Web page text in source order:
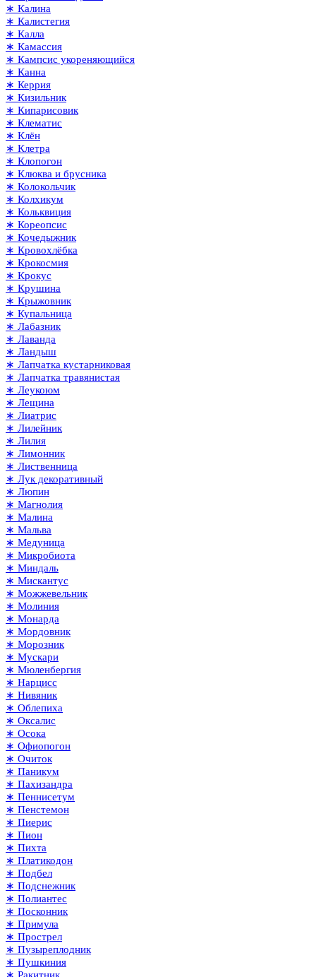
∗ Калина
∗ Калистегия
∗ Калла
∗ Камассия
∗ Кампсис укореняющийся
∗ Канна
∗ Керрия
∗ Кизильник
∗ Кипарисовик
∗ Клематис
∗ Клён
∗ Клетра
∗ Клопогон
∗ Клюква и брусника
∗ Колокольчик
∗ Колхикум
∗ Кольквиция
∗ Кореопсис
∗ Кочедыжник
∗ Кровохлёбка
∗ Крокосмия
∗ Крокус
∗ Крушина
∗ Крыжовник
∗ Купальница
∗ Лабазник
∗ Лаванда
∗ Ландыш
∗ Лапчатка кустарниковая
∗ Лапчатка травянистая
∗ Леукоюм
∗ Лещина
∗ Лиатрис
∗ Лилейник
∗ Лилия
∗ Лимонник
∗ Лиственница
∗ Лук декоративный
∗ Люпин
∗ Магнолия
∗ Малина
∗ Мальва
∗ Медуница
∗ Микробиота
∗ Миндаль
∗ Мискантус
∗ Можжевельник
∗ Молиния
∗ Монарда
∗ Мордовник
∗ Морозник
∗ Мускари
∗ Мюленбергия
∗ Нарцисс
∗ Нивяник
∗ Облепиха
∗ Оксалис
∗ Осока
∗ Офиопогон
∗ Очиток
∗ Паникум
∗ Пахизандра
∗ Пеннисетум
∗ Пенстемон
∗ Пиерис
∗ Пион
∗ Пихта
∗ Платикодон
∗ Подбел
∗ Подснежник
∗ Полиантес
∗ Посконник
∗ Примула
∗ Прострел
∗ Пузыреплодник
∗ Пушкиния
∗ Ракитник